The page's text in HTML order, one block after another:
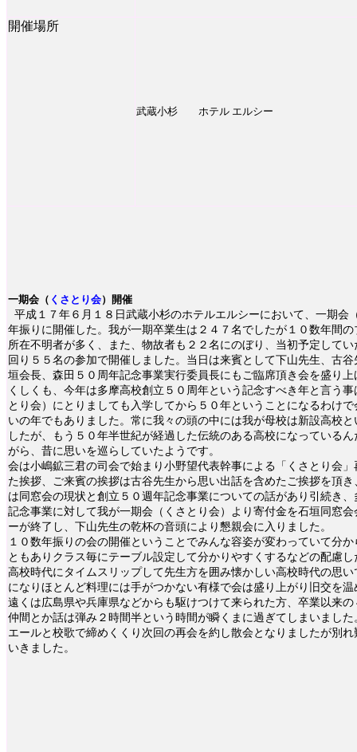
開催場所
武蔵小杉 ホテル エルシー
一期会（ くさとり会）開催
平成１７年６月１８日武蔵小杉のホテルエルシーにおいて、一期会
年振りに開催した。我が一期卒業生は２４７名でしたが１０数年間
所在不明者が多く、また、物故者も２２名にのぼり、当初予定して
回り５５名の参加で開催しました。当日は来賓として下山先生、古
垣会長、森田５０周年記念事業実行委員長にもご臨席頂き会を盛り
くしくも、今年は多摩高校創立５０周年という記念すべき年と言う
とり会）にとりましても入学してから５０年ということになるわけ
いの年でもありました。常に我々の頭の中には我が母校は新設高校
したが、もう５０年半世紀が経過した伝統のある高校になっている
がら、昔に思いを巡らしていたようです。
会は小嶋鉱三君の司会で始まり小野望代表幹事による「くさとり会
た挨拶、ご来賓の挨拶は古谷先生から思い出話を含めたご挨拶を頂
は同窓会の現状と創立５０週年記念事業についての話があり引続き
記念事業に対して我が一期会（くさとり会）より寄付金を石垣同窓
ーが終了し、下山先生の乾杯の音頭により懇親会に入りました。
１０数年振りの会の開催ということでみんな容姿が変わっていて分
ともありクラス毎にテーブル設定して分かりやすくするなどの配慮
高校時代にタイムスリップして先生方を囲み懐かしい高校時代の思
になりほとんど料理には手がつかない有様で会は盛り上がり旧交を
遠くは広島県や兵庫県などからも駆けつけて来られた方、卒業以来
仲間とか話は弾み２時間半という時間が瞬くまに過ぎてしまいまし
エールと校歌で締めくくり次回の再会を約し散会となりましたが別
いきました。